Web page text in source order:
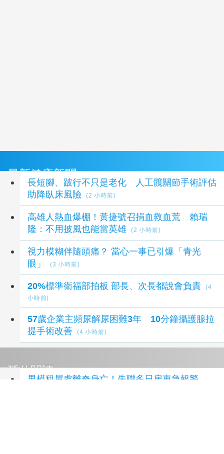
最新健康新聞
長短腳、跛行不只是老化 人工髖關節手術評估
助降臥床風險
(2 小時前)
高雄人熱血爆棚！黃捷號召捐血救血荒 賴瑞
隆：不用披風也能當英雄
(2 小時前)
視力模糊伴隨頭痛？ 當心一事已引爆「青光
眼」
(3 小時前)
20%標準衛福部拍板 部長、次長都說會負責
(4
小時前)
57歲企業主頻尿解尿困難3年 10分鐘攝護腺拉
提手術改善
(4 小時前)
延伸閱讀
男模租屋處離奇身亡！失聯多日房東急報警